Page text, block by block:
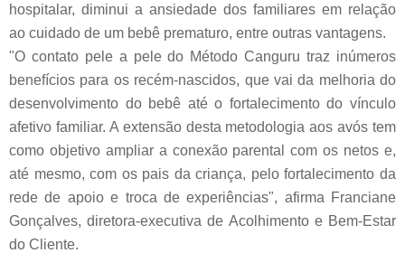
hospitalar, diminui a ansiedade dos familiares em relação
ao cuidado de um bebê prematuro, entre outras vantagens.
"O contato pele a pele do Método Canguru traz inúmeros
benefícios para os recém-nascidos, que vai da melhoria do
desenvolvimento do bebê até o fortalecimento do vínculo
afetivo familiar. A extensão desta metodologia aos avós tem
como objetivo ampliar a conexão parental com os netos e,
até mesmo, com os pais da criança, pelo fortalecimento da
rede de apoio e troca de experiências", afirma Franciane
Gonçalves, diretora-executiva de Acolhimento e Bem-Estar
do Cliente.